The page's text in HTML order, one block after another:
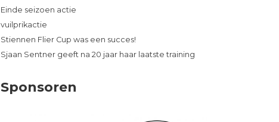
Einde seizoen actie
vuilprikactie
Stiennen Flier Cup was een succes!
Sjaan Sentner geeft na 20 jaar haar laatste training
Sponsoren